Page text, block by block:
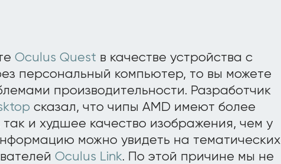
Oculus Quest в качестве устройства с
персональный компьютер, то вы можете
производительности. Разработчик
сказал, что чипы AMD имеют более
и худшее качество изображения, чем у
можно увидеть на тематических
Oculus Link. По этой причине мы не